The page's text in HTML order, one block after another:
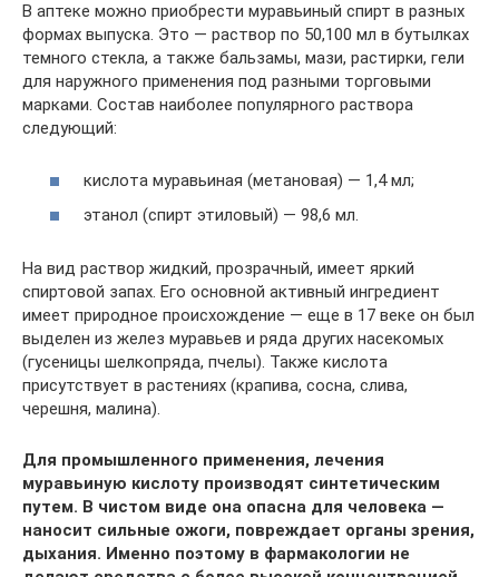
В аптеке можно приобрести муравьиный спирт в разных
формах выпуска. Это — раствор по 50,100 мл в бутылках
темного стекла, а также бальзамы, мази, растирки, гели
для наружного применения под разными торговыми
марками. Состав наиболее популярного раствора
следующий:
кислота муравьиная (метановая) — 1,4 мл;
этанол (спирт этиловый) — 98,6 мл.
На вид раствор жидкий, прозрачный, имеет яркий
спиртовой запах. Его основной активный ингредиент
имеет природное происхождение — еще в 17 веке он был
выделен из желез муравьев и ряда других насекомых
(гусеницы шелкопряда, пчелы). Также кислота
присутствует в растениях (крапива, сосна, слива,
черешня, малина).
Для промышленного применения, лечения
муравьиную кислоту производят синтетическим
путем. В чистом виде она опасна для человека —
наносит сильные ожоги, повреждает органы зрения,
дыхания. Именно поэтому в фармакологии не